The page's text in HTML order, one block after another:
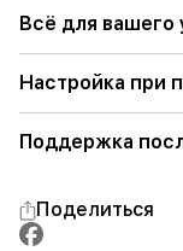
Всё для вашего
Настройка при
Поддержка
Поделиться